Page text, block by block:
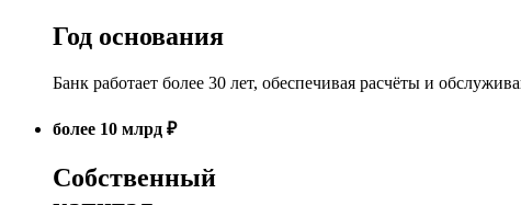
Год основания
Банк работает более 30 лет, обеспечивая расчёты и
более 10 млрд ₽
Собственный